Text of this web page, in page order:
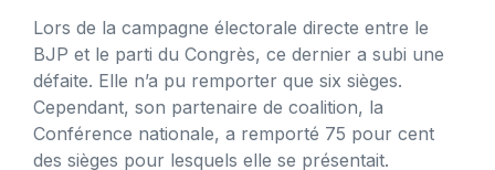
Lors de la campagne électorale directe entre le
BJP et le parti du Congrès, ce dernier a subi une
défaite. Elle n’a pu remporter que six sièges.
Cependant, son partenaire de coalition, la
Conférence nationale, a remporté 75 pour cent
des sièges pour lesquels elle se présentait.